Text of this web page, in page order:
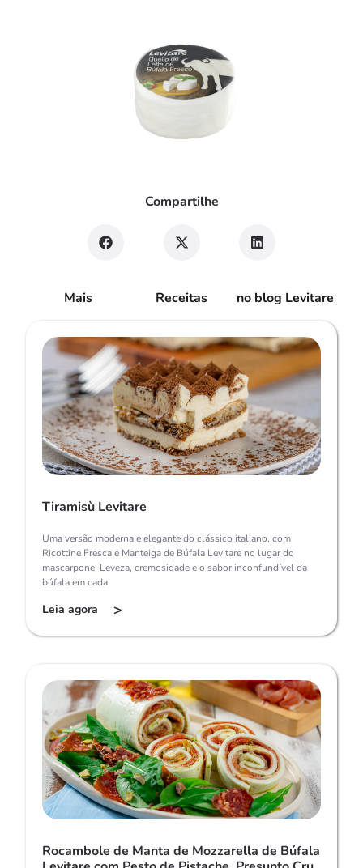
Compartilhe
Mais Receitas no blog Levitare
Tiramisù Levitare
Uma versão moderna e elegante do clássico italiano, com
Ricottine Fresca e Manteiga de Búfala Levitare no lugar do
mascarpone. Leveza, cremosidade e o sabor inconfundível da
búfala em cada
Leia agora >
Rocambole de Manta de Mozzarella de Búfala